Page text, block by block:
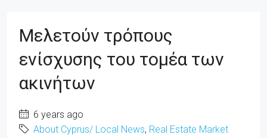
Μελετούν τρόπους
ενίσχυσης του τομέα των
ακινήτων
6 years ago
About Cyprus/ Local News, Real Estate Market